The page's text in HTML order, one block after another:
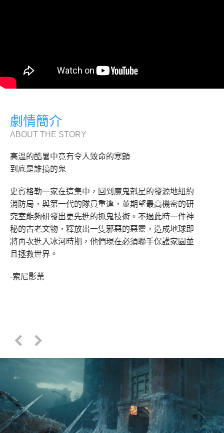
劇情簡介
ABOUT THE STORY
高溫的酷暑中竟有令人致命的寒顫
到底是誰搞的鬼
史賓格勒一家在這集中，回到魔鬼剋星的發源地紐約
消防局，與第一代的隊員重逢，並期望最高機密的研
究室能夠研發出更先進的抓鬼技術。不過此時一件神
秘的古老文物，釋放出一隻邪惡的惡靈，造成地球即
將再次進入冰河時期，他們現在必須聯手保護家園並
且拯救世界。
-索尼影業